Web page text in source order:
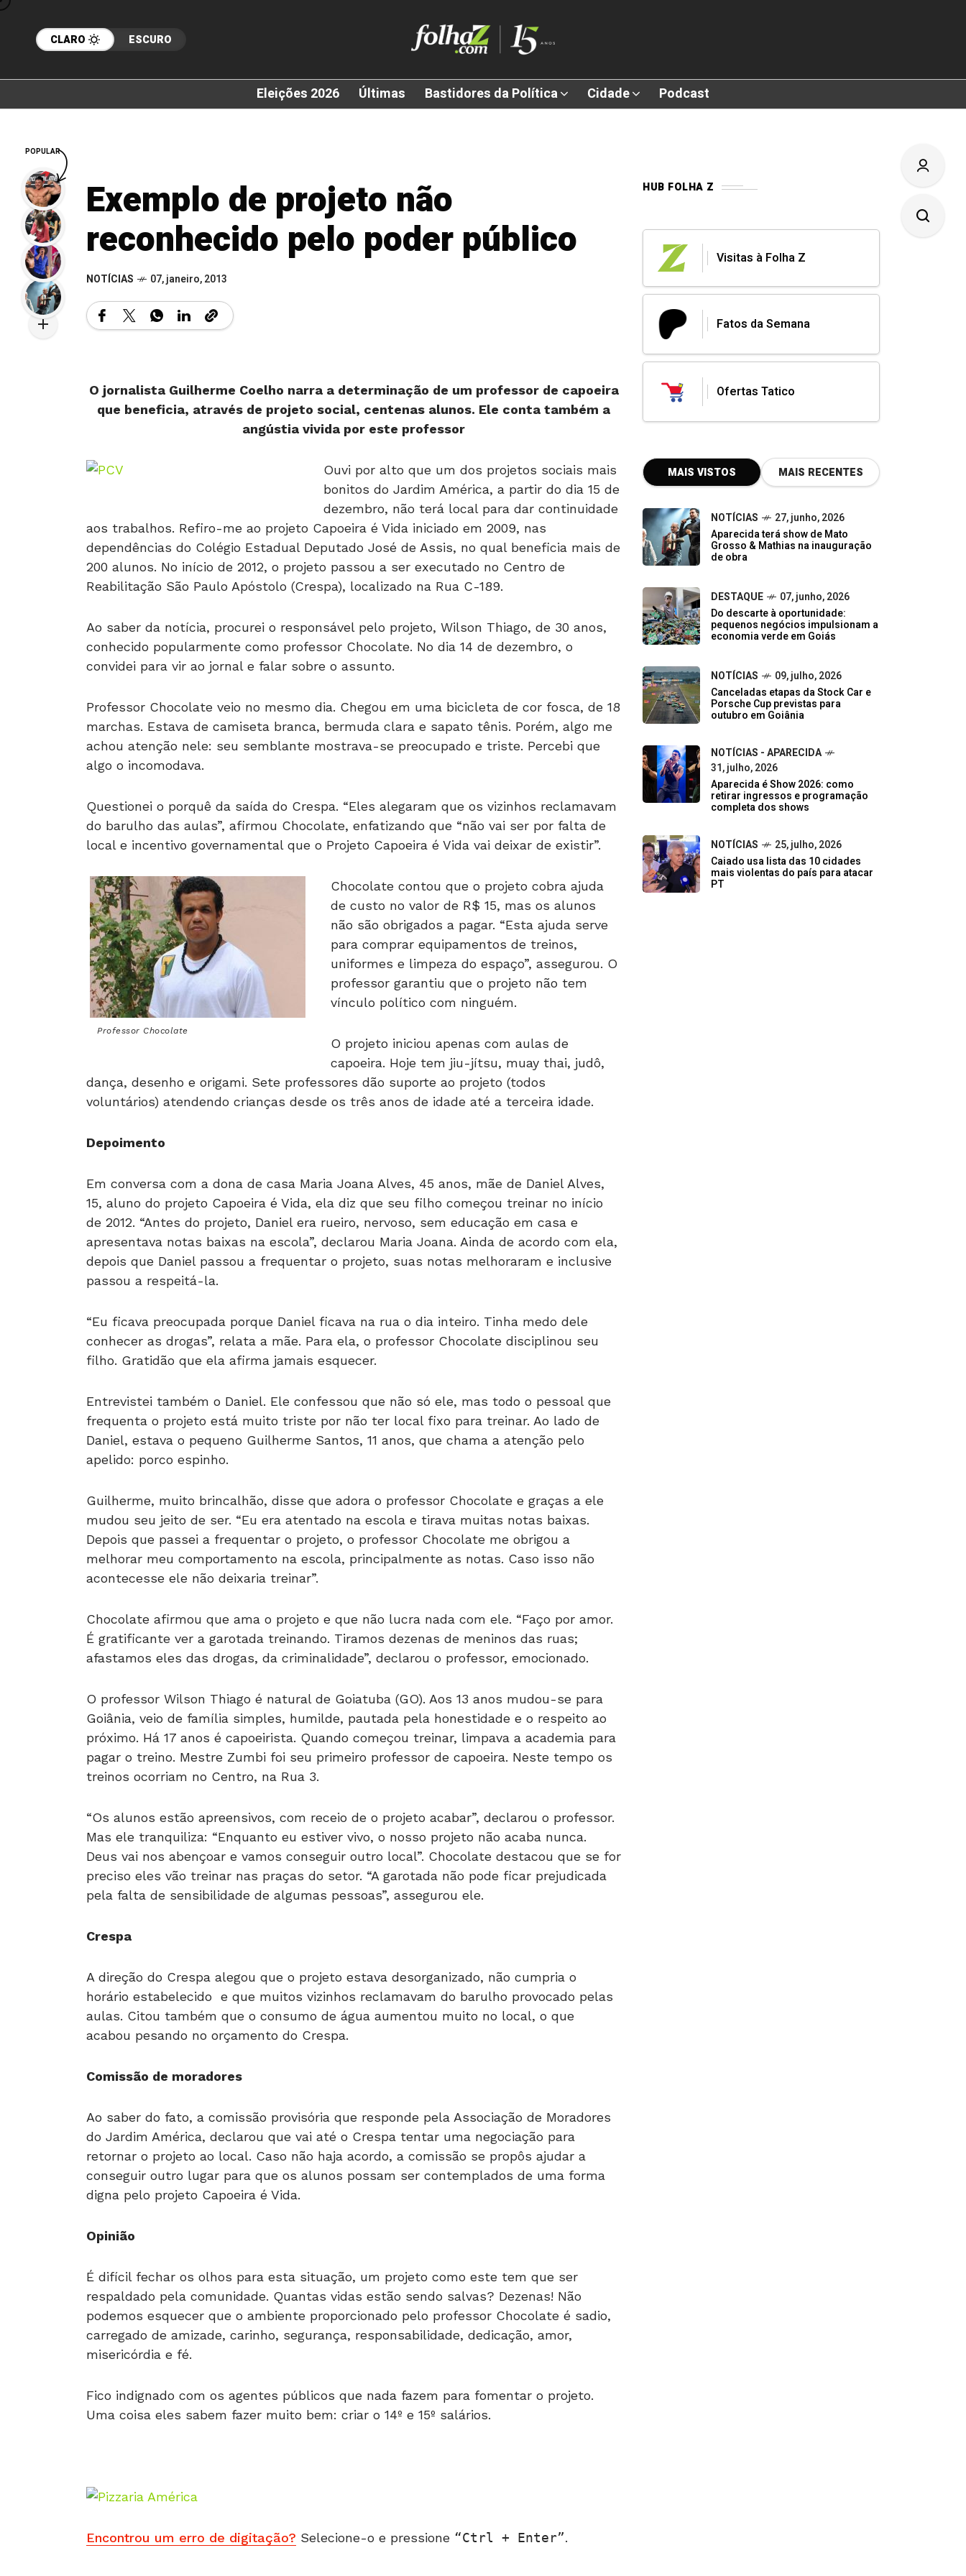
CLARO ESCURO
Eleições 2026 Últimas Bastidores da Política Cidade Podcast
Exemplo de projeto não
reconhecido pelo poder público
NOTÍCIAS 07, janeiro, 2013
O jornalista Guilherme Coelho narra a determinação de um professor de capoeira
que beneficia, através de projeto social, centenas alunos. Ele conta também a
angústia vivida por este professor
Ouvi por alto que um dos projetos sociais mais
bonitos do Jardim América, a partir do dia 15 de
dezembro, não terá local para dar continuidade
aos trabalhos. Refiro-me ao projeto Capoeira é Vida iniciado em 2009, nas
dependências do Colégio Estadual Deputado José de Assis, no qual beneficia mais de
200 alunos. No início de 2012, o projeto passou a ser executado no Centro de
Reabilitação São Paulo Apóstolo (Crespa), localizado na Rua C-189.
Ao saber da notícia, procurei o responsável pelo projeto, Wilson Thiago, de 30 anos,
conhecido popularmente como professor Chocolate. No dia 14 de dezembro, o
convidei para vir ao jornal e falar sobre o assunto.
Professor Chocolate veio no mesmo dia. Chegou em uma bicicleta de cor fosca, de 18
marchas. Estava de camiseta branca, bermuda clara e sapato tênis. Porém, algo me
achou atenção nele: seu semblante mostrava-se preocupado e triste. Percebi que
algo o incomodava.
Questionei o porquê da saída do Crespa. “Eles alegaram que os vizinhos reclamavam
do barulho das aulas”, afirmou Chocolate, enfatizando que “não vai ser por falta de
local e incentivo governamental que o Projeto Capoeira é Vida vai deixar de existir”.
Professor Chocolate
Chocolate contou que o projeto cobra ajuda
de custo no valor de R$ 15, mas os alunos
não são obrigados a pagar. “Esta ajuda serve
para comprar equipamentos de treinos,
uniformes e limpeza do espaço”, assegurou. O
professor garantiu que o projeto não tem
vínculo político com ninguém.
O projeto iniciou apenas com aulas de
capoeira. Hoje tem jiu-jítsu, muay thai, judô,
dança, desenho e origami. Sete professores dão suporte ao projeto (todos
voluntários) atendendo crianças desde os três anos de idade até a terceira idade.
Depoimento
Em conversa com a dona de casa Maria Joana Alves, 45 anos, mãe de Daniel Alves,
15, aluno do projeto Capoeira é Vida, ela diz que seu filho começou treinar no início
de 2012. “Antes do projeto, Daniel era rueiro, nervoso, sem educação em casa e
apresentava notas baixas na escola”, declarou Maria Joana. Ainda de acordo com ela,
depois que Daniel passou a frequentar o projeto, suas notas melhoraram e inclusive
passou a respeitá-la.
“Eu ficava preocupada porque Daniel ficava na rua o dia inteiro. Tinha medo dele
conhecer as drogas”, relata a mãe. Para ela, o professor Chocolate disciplinou seu
filho. Gratidão que ela afirma jamais esquecer.
Entrevistei também o Daniel. Ele confessou que não só ele, mas todo o pessoal que
frequenta o projeto está muito triste por não ter local fixo para treinar. Ao lado de
Daniel, estava o pequeno Guilherme Santos, 11 anos, que chama a atenção pelo
apelido: porco espinho.
Guilherme, muito brincalhão, disse que adora o professor Chocolate e graças a ele
mudou seu jeito de ser. “Eu era atentado na escola e tirava muitas notas baixas.
Depois que passei a frequentar o projeto, o professor Chocolate me obrigou a
melhorar meu comportamento na escola, principalmente as notas. Caso isso não
acontecesse ele não deixaria treinar”.
Chocolate afirmou que ama o projeto e que não lucra nada com ele. “Faço por amor.
É gratificante ver a garotada treinando. Tiramos dezenas de meninos das ruas;
afastamos eles das drogas, da criminalidade”, declarou o professor, emocionado.
O professor Wilson Thiago é natural de Goiatuba (GO). Aos 13 anos mudou-se para
Goiânia, veio de família simples, humilde, pautada pela honestidade e o respeito ao
próximo. Há 17 anos é capoeirista. Quando começou treinar, limpava a academia para
pagar o treino. Mestre Zumbi foi seu primeiro professor de capoeira. Neste tempo os
treinos ocorriam no Centro, na Rua 3.
“Os alunos estão apreensivos, com receio de o projeto acabar”, declarou o professor.
Mas ele tranquiliza: “Enquanto eu estiver vivo, o nosso projeto não acaba nunca.
Deus vai nos abençoar e vamos conseguir outro local”. Chocolate destacou que se for
preciso eles vão treinar nas praças do setor. “A garotada não pode ficar prejudicada
pela falta de sensibilidade de algumas pessoas”, assegurou ele.
Crespa
A direção do Crespa alegou que o projeto estava desorganizado, não cumpria o
horário estabelecido e que muitos vizinhos reclamavam do barulho provocado pelas
aulas. Citou também que o consumo de água aumentou muito no local, o que
acabou pesando no orçamento do Crespa.
Comissão de moradores
Ao saber do fato, a comissão provisória que responde pela Associação de Moradores
do Jardim América, declarou que vai até o Crespa tentar uma negociação para
retornar o projeto ao local. Caso não haja acordo, a comissão se propôs ajudar a
conseguir outro lugar para que os alunos possam ser contemplados de uma forma
digna pelo projeto Capoeira é Vida.
Opinião
É difícil fechar os olhos para esta situação, um projeto como este tem que ser
respaldado pela comunidade. Quantas vidas estão sendo salvas? Dezenas! Não
podemos esquecer que o ambiente proporcionado pelo professor Chocolate é sadio,
carregado de amizade, carinho, segurança, responsabilidade, dedicação, amor,
misericórdia e fé.
Fico indignado com os agentes públicos que nada fazem para fomentar o projeto.
Uma coisa eles sabem fazer muito bem: criar o 14º e 15º salários.
Encontrou um erro de digitação? Selecione-o e pressione Ctrl + Enter .
HUB FOLHA Z
Visitas à Folha Z
Fatos da Semana
Ofertas Tatico
MAIS VISTOS MAIS RECENTES
NOTÍCIAS
27, junho, 2026
Aparecida terá show de Mato
Grosso & Mathias na inauguração
de obra
DESTAQUE
07, junho, 2026
Do descarte à oportunidade:
pequenos negócios impulsionam a
economia verde em Goiás
NOTÍCIAS
09, julho, 2026
Canceladas etapas da Stock Car e
Porsche Cup previstas para
outubro em Goiânia
NOTÍCIAS - APARECIDA
31, julho, 2026
Aparecida é Show 2026: como
retirar ingressos e programação
completa dos shows
NOTÍCIAS
25, julho, 2026
Caiado usa lista das 10 cidades
mais violentas do país para atacar
PT
POPULAR